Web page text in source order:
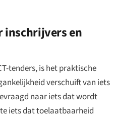
inschrijvers en
tenders, is het praktische
verschuift van iets
naar iets dat wordt
iets dat toelaatbaarheid